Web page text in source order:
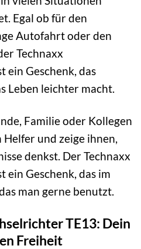
Egal ob für den
Autofahrt oder den
Technaxx
ein Geschenk, das
Leben leichter macht.
Familie oder Kollegen
und zeige ihnen,
denkst. Der Technaxx
ein Geschenk, das im
man gerne benutzt.
TE13: Dein
Freiheit